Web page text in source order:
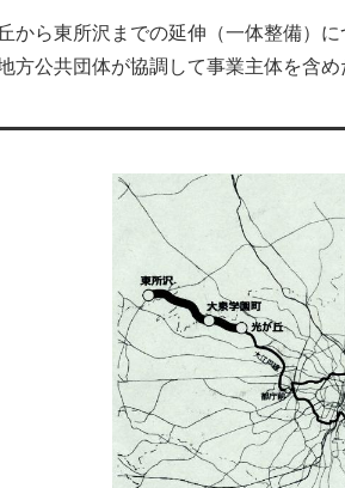
から東所沢までの延伸（一体整備）
方公共団体が協調して事業主体を含